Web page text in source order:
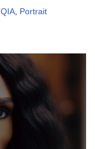
, Portrait